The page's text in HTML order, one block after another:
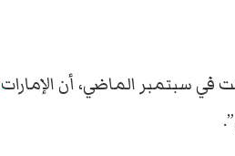
في سبتمبر الماضي، أن الإمارات